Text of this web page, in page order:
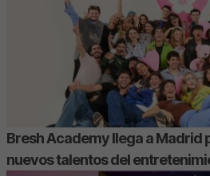
Bresh Academy llega a Madrid
nuevos talentos del